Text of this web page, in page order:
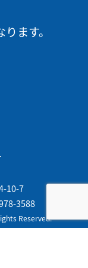
ます。
10-7
3588
Reserved.